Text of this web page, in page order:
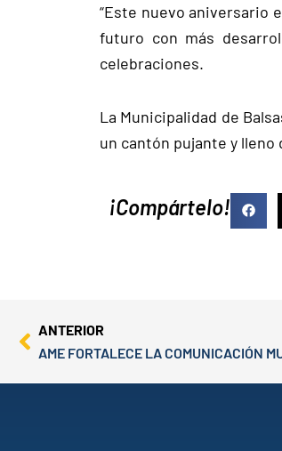
“Este nuevo aniversario
futuro con más
celebraciones.
La Municipalidad de
un cantón pujante y lleno
¡Compártelo!
Prev
ANTERIOR
AME FORTALECE LA COMUNICACIÓN